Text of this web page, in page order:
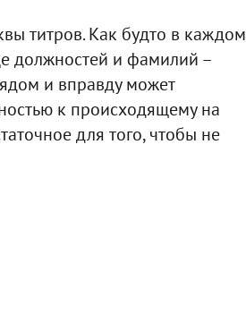
титров. Как будто в каждом
должностей и фамилий –
и вправду может
к происходящему на
для того, чтобы не